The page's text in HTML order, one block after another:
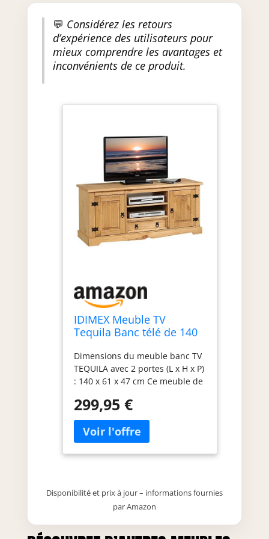
💬 Considérez les retours
d’expérience des utilisateurs pour
mieux comprendre les avantages et
inconvénients de ce produit.
IDIMEX Meuble TV
Tequila Banc télé de 140
avec 1 tiroir 2 niches et 2
Portes, en pin Massif
Finition teintée/cirée
Dimensions du meuble banc TV
TEQUILA avec 2 portes (L x H x P)
: 140 x 61 x 47 cm Ce meuble de
massif à la finition teintée et
cirée, la madrure du bois reste
donc visible ; les poignées
décoratives et les ferrures sont
en métal de coloris noir Avec
portes battantes, ce meuble
vous permettra de ranger de
299,95 €
Disponibilité et prix à jour – informations fournies
par Amazon